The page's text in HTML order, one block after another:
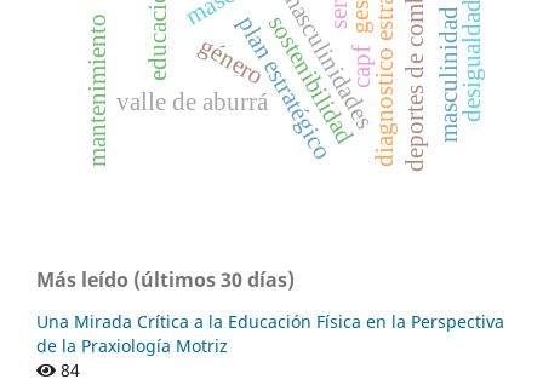
diagnostico estratégico
plan estratégico
valle de aburrá
mantenimiento masculinidades
sostenibilidad deportes de combate
género capf
Más leído (últimos 30 días)
Una Mirada Crítica a la Educación Física en la Perspectiva
de la Praxiología Motriz
84